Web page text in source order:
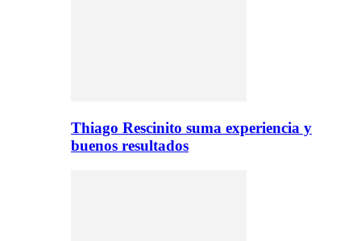
Thiago Rescinito suma experiencia y
buenos resultados